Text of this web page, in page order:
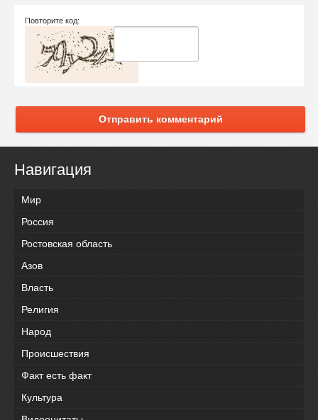
Повторите код:
Отправить комментарий
Навигация
Мир
Россия
Ростовская область
Азов
Власть
Религия
Народ
Происшествия
Факт есть факт
Культура